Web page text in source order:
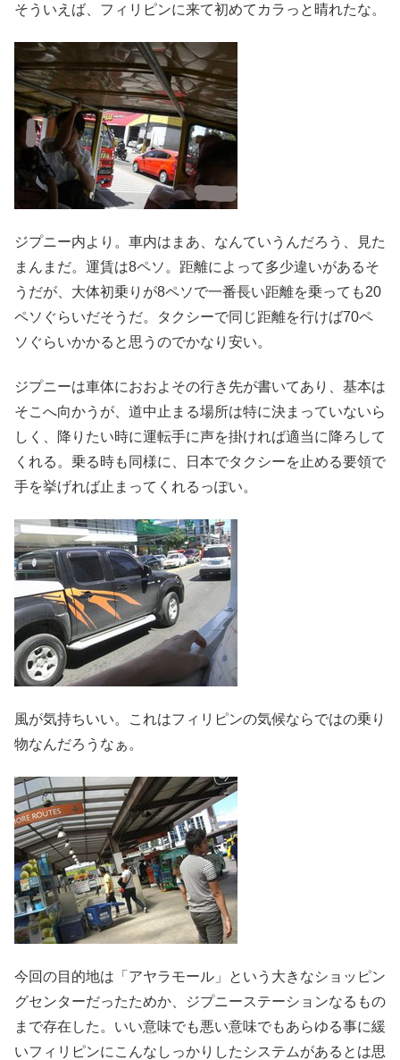
そういえば、フィリピンに来て初めてカラっと晴れたな。
ジプニー内より。車内はまあ、なんていうんだろう、見た
まんまだ。運賃は8ペソ。距離によって多少違いがあるそ
うだが、大体初乗りが8ペソで一番長い距離を乗っても20
ペソぐらいだそうだ。タクシーで同じ距離を行けば70ペ
ソぐらいかかると思うのでかなり安い。
ジプニーは車体におおよその行き先が書いてあり、基本は
そこへ向かうが、道中止まる場所は特に決まっていないら
しく、降りたい時に運転手に声を掛ければ適当に降ろして
くれる。乗る時も同様に、日本でタクシーを止める要領で
手を挙げれば止まってくれるっぽい。
風が気持ちいい。これはフィリピンの気候ならではの乗り
物なんだろうなぁ。
今回の目的地は「アヤラモール」という大きなショッピン
グセンターだったためか、ジプニーステーションなるもの
まで存在した。いい意味でも悪い意味でもあらゆる事に緩
いフィリピンにこんなしっかりしたシステムがあるとは思